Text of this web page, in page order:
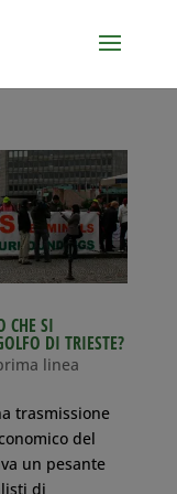
CHE SI
DI TRIESTE?
linea
trasmissione
del
un pesante
di